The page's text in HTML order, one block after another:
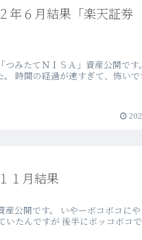
年６月結果「楽天証
みたてＮＩＳＡ」資産公開です
時間の経過が速すぎて、怖いで
１月結果
公開です。 いやーボコボコにや
いたんですが 後半にボッコボコで